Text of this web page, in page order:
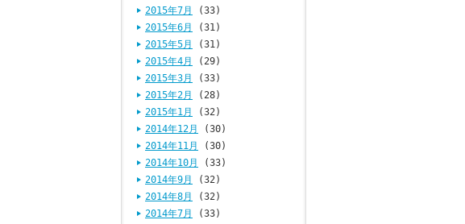
2015年7月
(33)
2015年6月
(31)
2015年5月
(31)
2015年4月
(29)
2015年3月
(33)
2015年2月
(28)
2015年1月
(32)
2014年12月
(30)
2014年11月
(30)
2014年10月
(33)
2014年9月
(32)
2014年8月
(32)
2014年7月
(33)